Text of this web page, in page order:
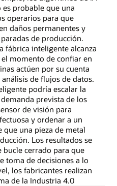
probable que una
operarios para que
daños permanentes y
de producción.
fábrica inteligente alcanza
momento de confiar en
actúen por su cuenta
de flujos de datos.
podría escalar la
prevista de los
de visión para
y ordenar a un
que una pieza de metal
Los resultados se
cerrado para que
toma de decisiones a lo
los fabricantes realizan
de la Industria 4.0